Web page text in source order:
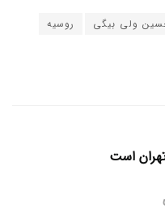
ولی بیگی روسیه
تهران است